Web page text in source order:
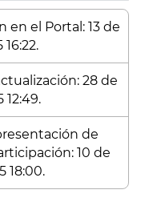
en el Portal: 13 de
28 de
12:49.
de
10 de
18:00.